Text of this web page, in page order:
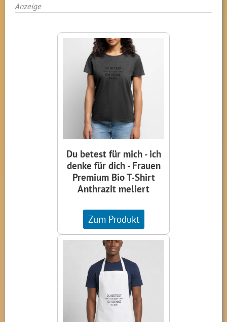
Anzeige
Du betest für mich - ich
denke für dich - Frauen
Premium Bio T-Shirt
Anthrazit meliert
Zum Produkt